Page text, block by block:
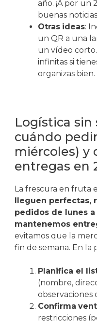
año. ¡A por un
buenas
Otras ideas:
un QR a una
un vídeo corto.
infinitas si
organizas bien.
Logística sin
cuándo
miércoles) y
entregas en
La frescura en fruta
lleguen perfectas,
pedidos de lunes
mantenemos
evitamos que la
fin de semana. En la
Planifica el
(nombre,
observaciones
Confirma
restricciones